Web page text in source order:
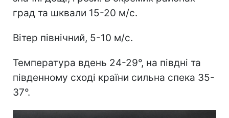
град та шквали 15-20 м/с.
Вітер північний, 5-10 м/с.
Температура вдень 24-29°, на півдні та
південному сході країни сильна спека 35-
37°.